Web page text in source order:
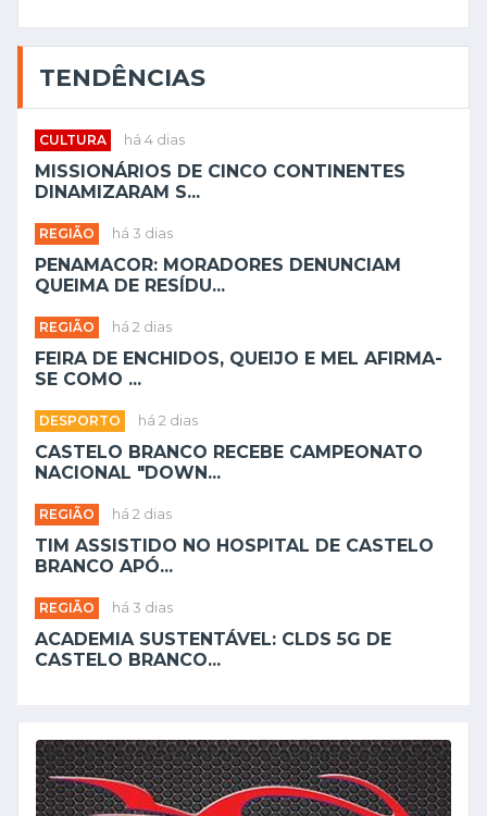
TENDÊNCIAS
CULTURA há 4 dias
MISSIONÁRIOS DE CINCO CONTINENTES
DINAMIZARAM S...
REGIÃO há 3 dias
PENAMACOR: MORADORES DENUNCIAM
QUEIMA DE RESÍDU...
REGIÃO há 2 dias
FEIRA DE ENCHIDOS, QUEIJO E MEL AFIRMA-
SE COMO ...
DESPORTO há 2 dias
CASTELO BRANCO RECEBE CAMPEONATO
NACIONAL "DOWN...
REGIÃO há 2 dias
TIM ASSISTIDO NO HOSPITAL DE CASTELO
BRANCO APÓ...
REGIÃO há 3 dias
ACADEMIA SUSTENTÁVEL: CLDS 5G DE
CASTELO BRANCO...